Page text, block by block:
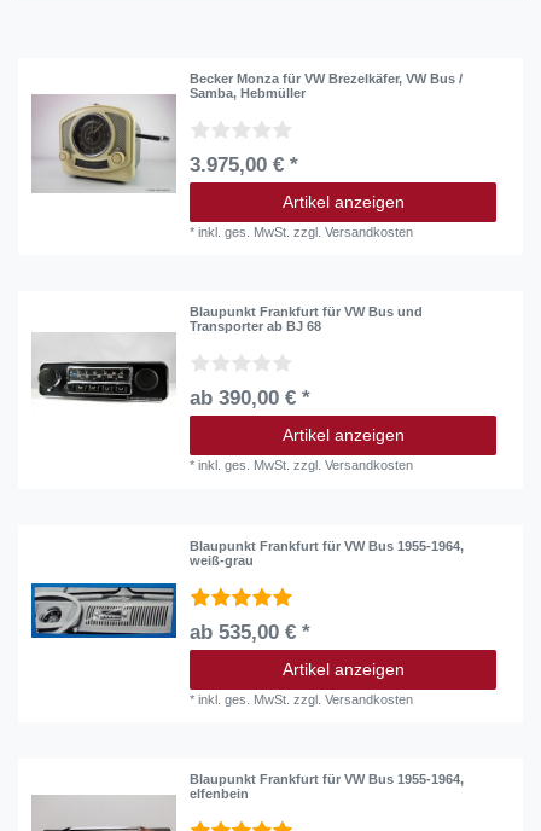
Becker Monza für VW Brezelkäfer, VW Bus /
Samba, Hebmüller
3.975,00 € *
Artikel anzeigen
*inkl. ges. MwSt. zzgl.Versandkosten
Blaupunkt Frankfurt für VW Bus und
Transporter ab BJ 68
ab 390,00 € *
Artikel anzeigen
*inkl. ges. MwSt. zzgl.Versandkosten
Blaupunkt Frankfurt für VW Bus 1955-1964,
weiß-grau
ab 535,00 € *
Artikel anzeigen
*inkl. ges. MwSt. zzgl.Versandkosten
Blaupunkt Frankfurt für VW Bus 1955-1964,
elfenbein